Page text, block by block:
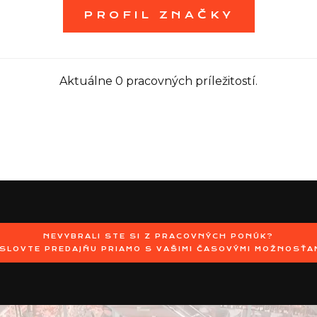
PROFIL ZNAČKY
Aktuálne 0 pracovných príležitostí.
NEVYBRALI STE SI Z PRACOVNÝCH PONÚK?
PREDAJŇU PRIAMO S VAŠIMI ČASOVÝMI